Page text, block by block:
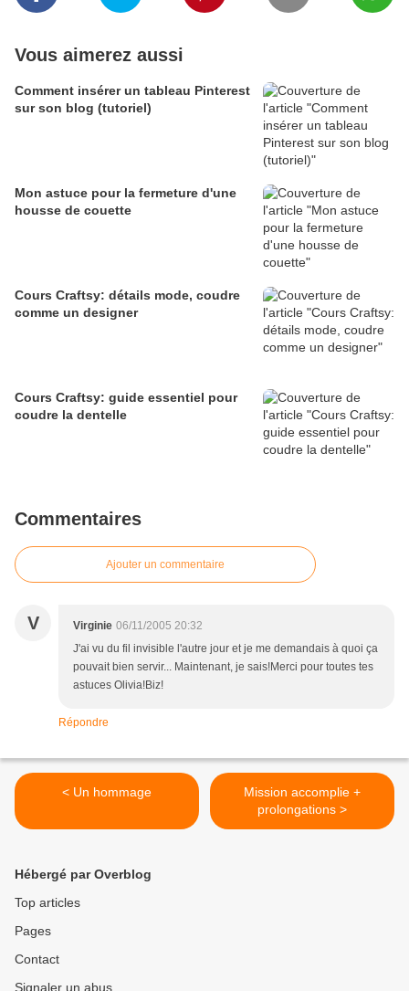
Vous aimerez aussi
Comment insérer un tableau Pinterest
sur son blog (tutoriel)
Mon astuce pour la fermeture d'une
housse de couette
Cours Craftsy: détails mode, coudre
comme un designer
Cours Craftsy: guide essentiel pour
coudre la dentelle
Commentaires
Ajouter un commentaire
V Virginie 06/11/2005 20:32
J'ai vu du fil invisible l'autre jour et je me demandais à quoi ça
pouvait bien servir... Maintenant, je sais!Merci pour toutes tes
astuces Olivia!Biz!
Répondre
< Un hommage
Mission accomplie +
prolongations >
Hébergé par Overblog
Top articles
Pages
Contact
Signaler un abus